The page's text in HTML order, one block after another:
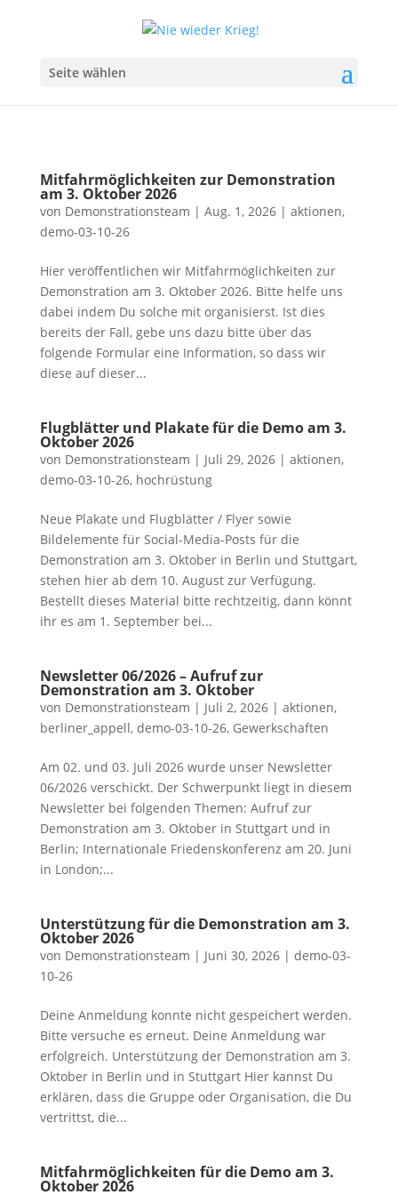
Seite wählen
Mitfahrmöglichkeiten zur Demonstration
am 3. Oktober 2026
von Demonstrationsteam | Aug. 1, 2026| aktionen,
demo-03-10-26
Hier veröffentlichen wir Mitfahrmöglichkeiten zur
Demonstration am 3. Oktober 2026. Bitte helfe uns
dabei indem Du solche mit organisierst. Ist dies
bereits der Fall, gebe uns dazu bitte über das
folgende Formular eine Information, so dass wir
diese auf dieser...
Flugblätter und Plakate für die Demo am 3.
Oktober 2026
von Demonstrationsteam | Juli 29, 2026| aktionen,
demo-03-10-26, hochrüstung
Neue Plakate und Flugblätter / Flyer sowie
Bildelemente für Social-Media-Posts für die
Demonstration am 3. Oktober in Berlin und Stuttgart,
stehen hier ab dem 10. August zur Verfügung.
Bestellt dieses Material bitte rechtzeitig, dann könnt
ihr es am 1. September bei...
Newsletter 06/2026 – Aufruf zur
Demonstration am 3. Oktober
von Demonstrationsteam | Juli 2, 2026| aktionen,
berliner_appell, demo-03-10-26, Gewerkschaften
Am 02. und 03. Juli 2026 wurde unser Newsletter
06/2026 verschickt. Der Schwerpunkt liegt in diesem
Newsletter bei folgenden Themen: Aufruf zur
Demonstration am 3. Oktober in Stuttgart und in
Berlin; Internationale Friedenskonferenz am 20. Juni
in London;...
Unterstützung für die Demonstration am 3.
Oktober 2026
von Demonstrationsteam | Juni 30, 2026| demo-03-
10-26
Deine Anmeldung konnte nicht gespeichert werden.
Bitte versuche es erneut. Deine Anmeldung war
erfolgreich. Unterstützung der Demonstration am 3.
Oktober in Berlin und in Stuttgart Hier kannst Du
erklären, dass die Gruppe oder Organisation, die Du
vertrittst, die...
Mitfahrmöglichkeiten für die Demo am 3.
Oktober 2026